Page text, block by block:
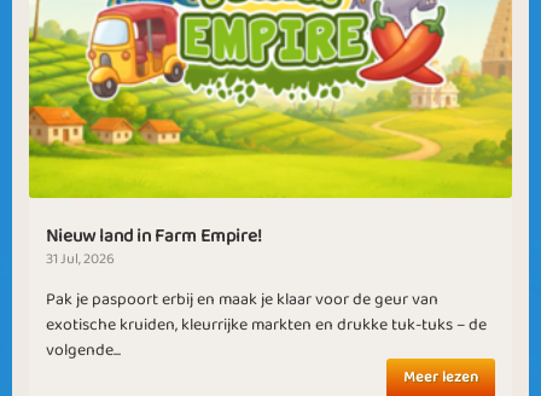
Nieuw land in Farm Empire!
31 Jul, 2026
Pak je paspoort erbij en maak je klaar voor de geur van
exotische kruiden, kleurrijke markten en drukke tuk-tuks – de
volgende...
Meer lezen